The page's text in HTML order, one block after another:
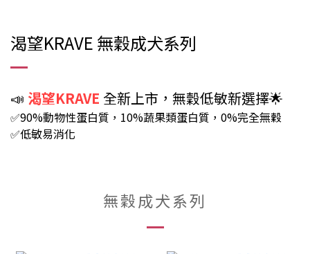
渴望KRAVE 無穀成犬系列
📣 渴望KRAVE 全新上市，無穀低敏新選擇🌟
✅90%動物性蛋白質，10%蔬果類蛋白質，0%完全無穀
✅低敏易消化
無穀成犬系列